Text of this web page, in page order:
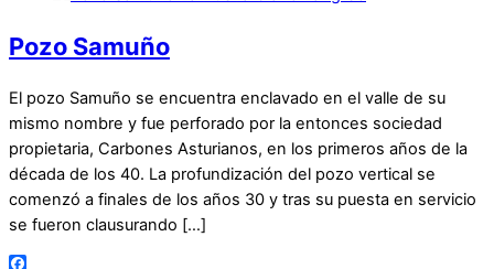
Pozo Samuño
El pozo Samuño se encuentra enclavado en el valle de su
mismo nombre y fue perforado por la entonces sociedad
propietaria, Carbones Asturianos, en los primeros años de la
década de los 40. La profundización del pozo vertical se
comenzó a finales de los años 30 y tras su puesta en servicio
se fueron clausurando […]